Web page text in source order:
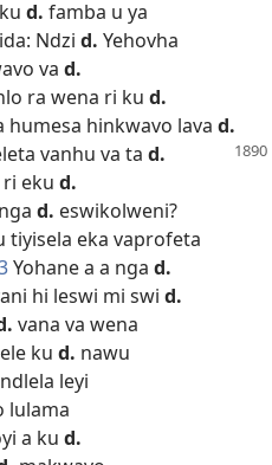
d. famba u ya
Ndzi d. Yehovha
va d.
ra wena ri ku d.
humesa hinkwavo lava d.
vanhu va ta d.
eku d.
d. eswikolweni?
tiyisela eka vaprofeta
Yohane a a nga d.
hi leswi mi swi d.
vana va wena
ku d. nawu
ndlela leyi
lulama
a ku d.